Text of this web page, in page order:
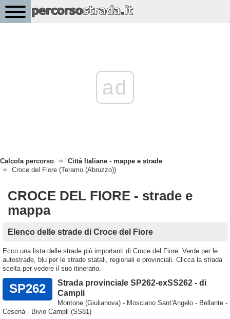
ad
Calcola percorso
Città Italiane - mappe e strade
Croce del Fiore (Teramo (Abruzzo))
CROCE DEL FIORE - strade e
mappa
Elenco delle strade di Croce del Fiore
Ecco una lista delle strade più importanti di Croce del Fiore. Verde per le
autostrade, blu per le strade statali, regionali e provinciali. Clicca la strada
scelta per vedere il suo itinerario.
SP262
Strada provinciale SP262-exSS262 - di
Campli
Montone (Giulianova) - Mosciano Sant'Angelo - Bellante -
Cesenà - Bivio Campli (SS81)